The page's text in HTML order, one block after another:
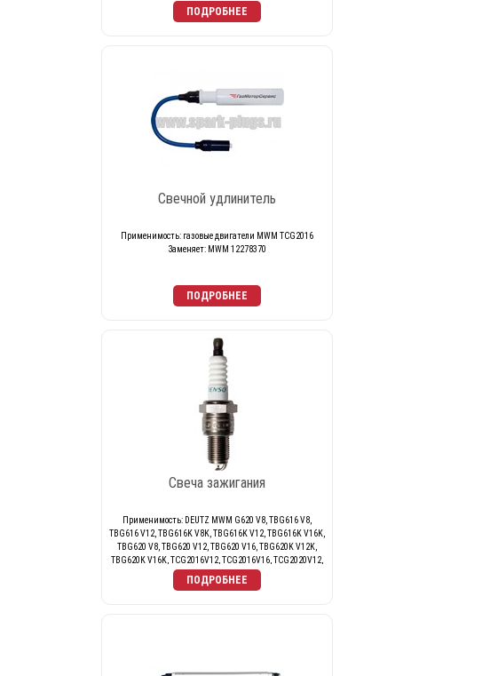
Свечной удлинитель
Применимость: газовые двигатели MWM TCG2016
Заменяет: MWM 12278370
Свеча зажигания
Применимость: DEUTZ MWM G620 V8, TBG616 V8,
TBG616 V12, TBG616K V8K, TBG616K V12, TBG616K V16K,
TBG620 V8, TBG620 V12, TBG620 V16, TBG620K V12K,
TBG620K V16K, TCG2016V12, TCG2016V16, TCG2020V12,
TCG2020V16, TCG2020V20. Заменяет: MWM 12420480
(12420290), 1242 0480 (1242 0290)